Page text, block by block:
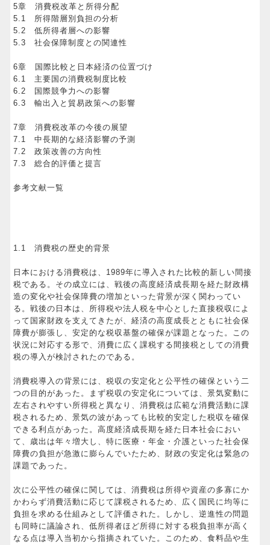
5章 消費税改革と所得分配
5.1 所得階層別負担の分析
5.2 低所得者層への影響
5.3 社会保障制度との関連性
6章 国際比較と日本経済の位置づけ
6.1 主要国の消費税制度比較
6.2 国際競争力への影響
6.3 輸出入と貿易政策への影響
7章 消費税改革の今後の展望
7.1 中長期的な経済影響の予測
7.2 政策改善の方向性
7.3 総合的評価と提言
参考文献一覧
1.1 消費税の歴史的背景
日本における消費税は、1989年に導入された比較的新しい間接
税である。その成立には、戦後の高度経済成長期を経た財政構
造の変化や社会保障費の増加といった背景が深く関わってい
る。戦後の日本は、所得税や法人税を中心とした直接税収によ
って国家財政を支えてきたが、経済の高度成長とともに社会保
障費が膨張し、安定的な税収基盤の確保が課題となった。この
状況に対応する形で、消費に広く課税する間接税としての消費
税の導入が検討されたのである。
消費税導入の背景には、税収の安定化と公平性の確保という二
つの目的があった。まず税収の安定化については、景気変動に
左右されやすい所得税と異なり、消費税は広範な消費活動に課
税されるため、景気の波があっても比較的安定した税収を確保
できる利点があった。高度経済成長期を経た日本社会におい
て、歳出は年々増大し、特に医療・年金・介護といった社会保
障費の負担が急激に膨らんでいたため、財政の安定化は緊急の
課題であった。
次に公平性の確保に関しては、消費税は所得や資産の多寡にか
かわらず消費活動に応じて課税されるため、広く国民に均等に
負担を求める仕組みとして評価された。しかし、逆進性の問題
も同時に議論され、低所得者ほど所得に対する税負担率が高く
なる点は導入当初から指摘されていた。このため、食料品や生